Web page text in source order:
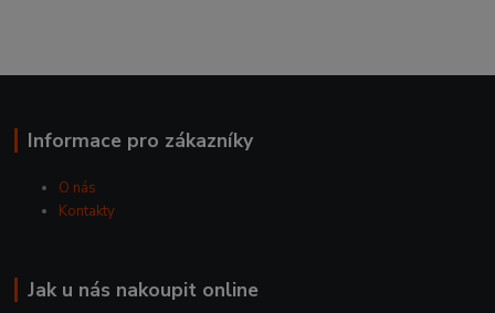
Informace pro zákazníky
O nás
Kontakty
Jak u nás nakoupit online